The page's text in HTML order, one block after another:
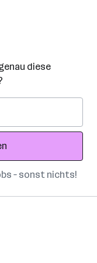
diese
– sonst nichts!